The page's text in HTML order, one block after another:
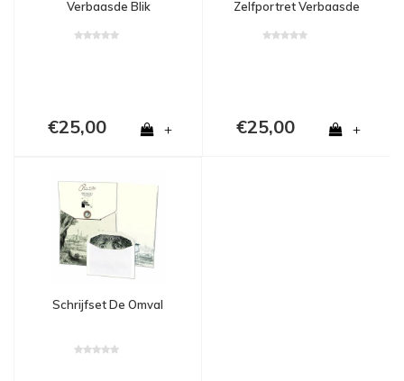
Verbaasde Blik
€25,00 +
Zelfportret Verbaasde
€25,00 +
Schrijfset De Omval